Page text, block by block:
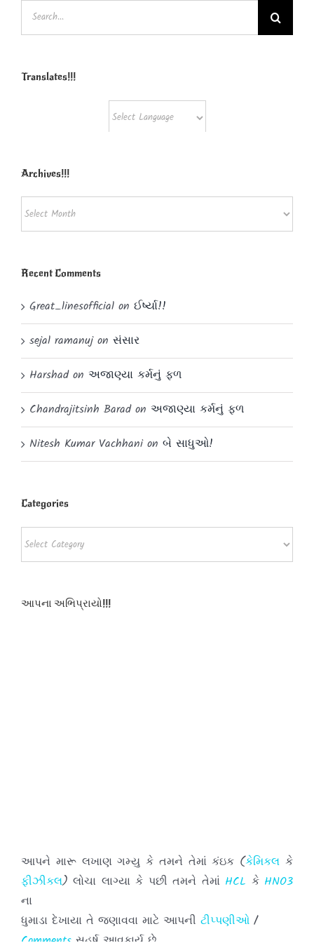
Search
Translates!!!
Archives!!!
Archives!!!
Recent Comments
Great_linesofficial on ઈર્ષ્યા!!
sejal ramanujon સંસાર
Harshadon અજાણ્યા કર્મનું ફળ
Chandrajitsinh Baradon અજાણ્યા કર્મનું ફળ
Nitesh Kumar Vachhanion બે સાધુઓ!
Categories
Categories
આપના અભિપ્રાયો!!!
આપને મારૂ લખાણ ગમ્યુ કે તમને તેમાં કંઇક (કેમિકલ
કે
ફીઝીકલ ) લોચા લાગ્યા કે પછી તમને તેમાં HCL કે HNO3
ના
ધુમાડા દેખાયા તે જણાવવા માટે આપની ટીપ્પણીઓ /
Comments
સહર્ષ આવકાર્ય છે.